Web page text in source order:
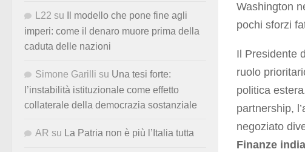
Washington
pochi sforzi
Il Presidente
ruolo
politica
partnership,
negoziato
Finanze
L22 su
Il modello che pone fine agli
imperi: come il denaro muore prima della
caduta delle nazioni
Simone Garilli su Una tesi forte:
l’instabilità istituzionale come effetto
collaterale della democrazia sostanziale
AR su La Patria non è più l’Italia tutta